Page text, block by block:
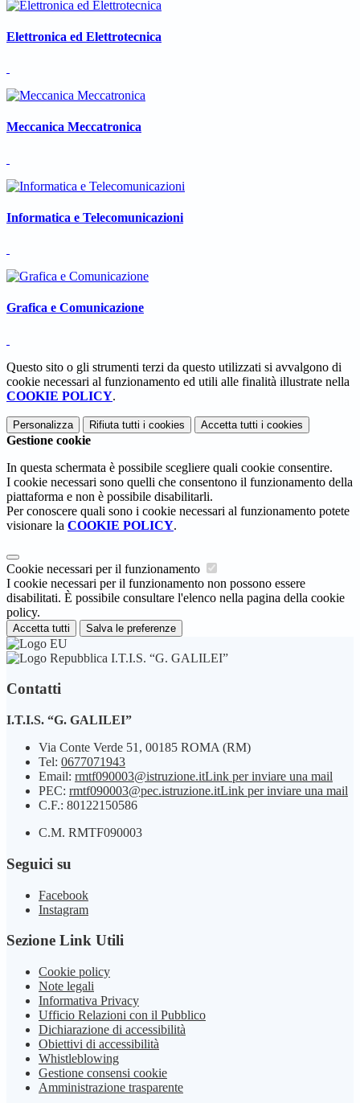
Elettronica ed Elettrotecnica
Meccanica Meccatronica
Informatica e Telecomunicazioni
Grafica e Comunicazione
Questo sito o gli strumenti terzi da questo utilizzati si avvalgono di
cookie necessari al funzionamento ed utili alle finalità illustrate nella
COOKIE POLICY.
Personalizza Rifiuta tutti i cookies Accetta tutti i cookies
Gestione cookie
In questa schermata è possibile scegliere quali cookie consentire.
I cookie necessari sono quelli che consentono il funzionamento della
piattaforma e non è possibile disabilitarli.
Per conoscere quali sono i cookie necessari al funzionamento potete
visionare la COOKIE POLICY.
Cookie necessari per il funzionamento
I cookie necessari per il funzionamento non possono essere
disabilitati. È possibile consultare l'elenco nella pagina della cookie
policy.
Accetta tutti Salva le preferenze
I.T.I.S. “G. GALILEI”
Contatti
I.T.I.S. “G. GALILEI”
Via Conte Verde 51, 00185 ROMA (RM)
Tel: 0677071943
Email: rmtf090003@istruzione.itLink per inviare una mail
PEC: rmtf090003@pec.istruzione.itLink per inviare una mail
C.F.: 80122150586
C.M. RMTF090003
Seguici su
Facebook
Instagram
Sezione Link Utili
Cookie policy
Note legali
Informativa Privacy
Ufficio Relazioni con il Pubblico
Dichiarazione di accessibilità
Obiettivi di accessibilità
Whistleblowing
Gestione consensi cookie
Amministrazione trasparente